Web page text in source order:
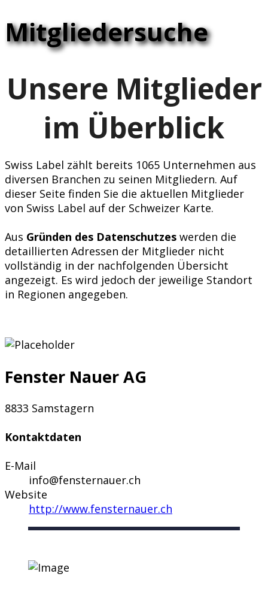
Mitgliedersuche
Unsere Mitglieder
im Überblick
Swiss Label zählt bereits 1065 Unternehmen aus
diversen Branchen zu seinen Mitgliedern. Auf
dieser Seite finden Sie die aktuellen Mitglieder
von Swiss Label auf der Schweizer Karte.
Aus Gründen des Datenschutzes werden die
detaillierten Adressen der Mitglieder nicht
vollständig in der nachfolgenden Übersicht
angezeigt. Es wird jedoch der jeweilige Standort
in Regionen angegeben.
Fenster Nauer AG
8833 Samstagern
Kontaktdaten
E-Mail
info@fensternauer.ch
Website
http://www.fensternauer.ch